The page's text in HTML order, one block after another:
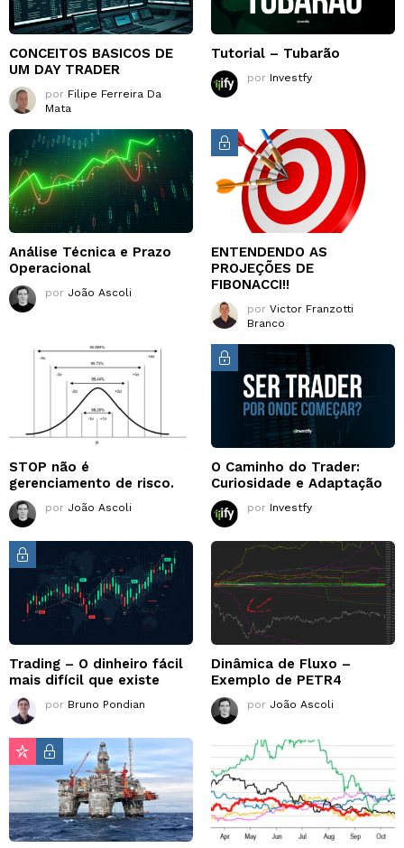
CONCEITOS BASICOS DE
UM DAY TRADER
por Filipe Ferreira Da
Mata
Tutorial – Tubarão
por Investfy
Análise Técnica e Prazo
Operacional
por João Ascoli
ENTENDENDO AS
PROJEÇÕES DE
FIBONACCI!!
por Victor Franzotti
Branco
STOP não é
gerenciamento de risco.
por João Ascoli
O Caminho do Trader:
Curiosidade e Adaptação
por Investfy
Trading – O dinheiro fácil
mais difícil que existe
por Bruno Pondian
Dinâmica de Fluxo –
Exemplo de PETR4
por João Ascoli